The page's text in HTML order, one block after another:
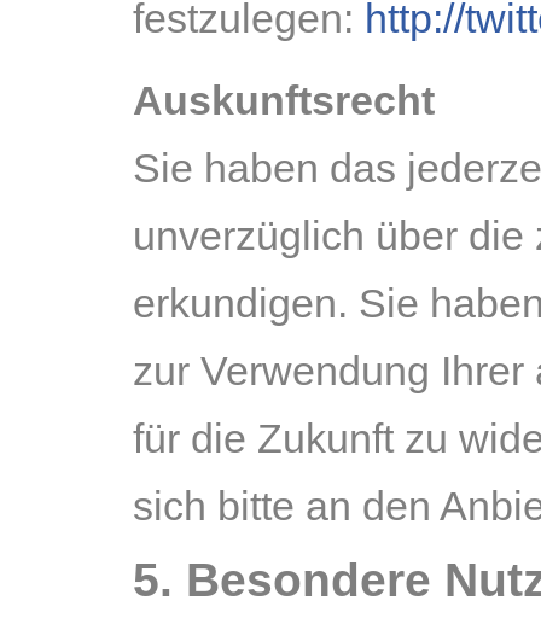
festzulegen: http://
Auskunftsrecht
Sie haben das
unverzüglich über
erkundigen. Sie
zur Verwendung
für die Zukunft zu
sich bitte an den
5. Besondere